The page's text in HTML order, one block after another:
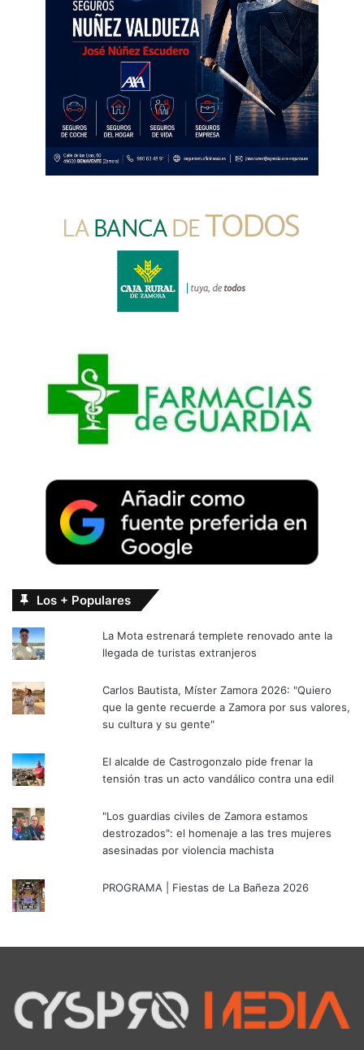
Los + Populares
La Mota estrenará templete renovado ante la
llegada de turistas extranjeros
Carlos Bautista, Míster Zamora 2026: "Quiero
que la gente recuerde a Zamora por sus valores,
su cultura y su gente"
El alcalde de Castrogonzalo pide frenar la
tensión tras un acto vandálico contra una edil
"Los guardias civiles de Zamora estamos
destrozados": el homenaje a las tres mujeres
asesinadas por violencia machista
PROGRAMA | Fiestas de La Bañeza 2026